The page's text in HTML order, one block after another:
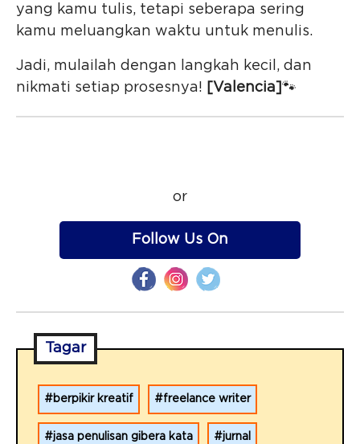
yang kamu tulis, tetapi seberapa sering
kamu meluangkan waktu untuk menulis.
Jadi, mulailah dengan langkah kecil, dan
nikmati setiap prosesnya! [Valencia]🐾
or
Follow Us On
Tagar
berpikir kreatif freelance writer
jasa penulisan gibera kata jurnal